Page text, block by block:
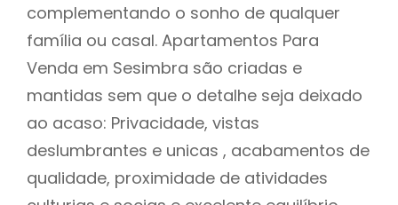
complementando o sonho de qualquer
família ou casal. Apartamentos Para
Venda em Sesimbra são criadas e
mantidas sem que o detalhe seja deixado
ao acaso: Privacidade, vistas
deslumbrantes e unicas , acabamentos de
qualidade, proximidade de atividades